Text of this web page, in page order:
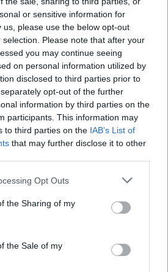
or sensitive information for
please use the below opt-out
Please note that after your
you may continue seeing
on personal information utilized by
disclosed to third parties prior to
opt-out of the further
information by third parties on the
participants. This information may
to third parties on the IAB’s List of
that may further disclose it to other
Opt Outs
the Sharing of my
the Sale of my
την ψυχική ευεξία. Τα
όμως, δείχνουν ότι τα
τον κορμό της,
μηχανισμούς υγείας, όπως:
στο στρες
εγκεφάλου
πως παρότι μένουν
ότι η διατροφή μπορεί
σφαίρα. Επομένως
να είναι τα υγιεινά
και τα πλούσια σε
και αλάτι πρέπει να